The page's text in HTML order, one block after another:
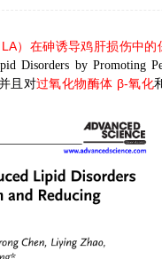
LA）在砷诱导鸡肝损伤中的
Disorders by Promoting
且对过氧化物酶体 β-氧化